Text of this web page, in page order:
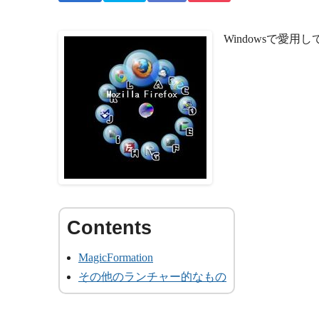
Windowsで愛用し
MagicFormation
その他のランチャー的なもの